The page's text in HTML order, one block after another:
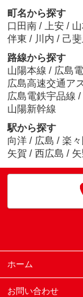
町名から探す
口田南 / 上安 /
伴東 / 川内 / 己斐
路線から探す
山陽本線 / 広島
広島高速交通ア
広島電鉄宇品線 /
山陽新幹線
駅から探す
向洋 / 広島 / 楽々
矢賀 / 西広島 /
ホーム
お問い合わせ